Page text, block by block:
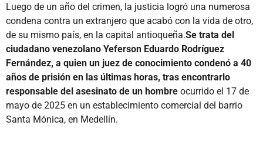
Luego de un año del crimen, la justicia logró una numerosa
condena contra un extranjero que acabó con la vida de otro,
de su mismo país, en la capital antioqueña.Se trata del
ciudadano venezolano Yeferson Eduardo Rodríguez
Fernández, a quien un juez de conocimiento condenó a 40
años de prisión en las últimas horas, tras encontrarlo
responsable del asesinato de un hombre ocurrido el 17 de
mayo de 2025 en un establecimiento comercial del barrio
Santa Mónica, en Medellín.